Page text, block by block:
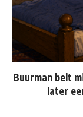
Buurman belt
later